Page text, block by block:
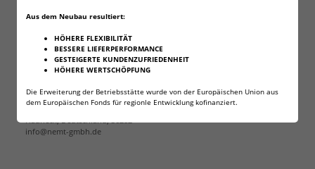
Aus dem Neubau resultiert:
HÖHERE FLEXIBILITÄT
BESSERE LIEFERPERFORMANCE
GESTEIGERTE KUNDENZUFRIEDENHEIT
HÖHERE WERTSCHÖPFUNG
Die Erweiterung der Betriebsstätte wurde von der Europäischen Union aus
dem Europäischen Fonds für regionle Entwicklung kofinanziert.
Herstellerinformationen:
Unterhauner Str. 1
Baden-Württemberg
info@nemt-gmbh.de